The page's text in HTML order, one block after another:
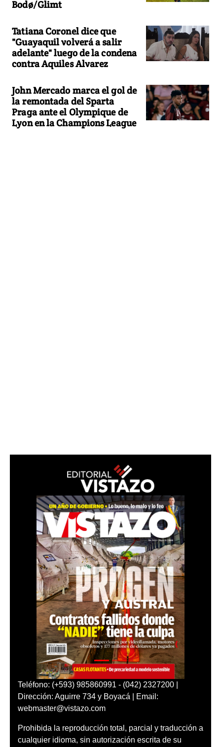
Bodø/Glimt
Tatiana Coronel dice que
"Guayaquil volverá a salir
adelante" luego de la condena
contra Aquiles Alvarez
John Mercado marca el gol de
la remontada del Sparta
Praga ante el Olympique de
Lyon en la Champions League
Teléfono: (+593) 985860991 - (042) 2327200 |
Dirección: Aguirre 734 y Boyacá | Email:
webmaster@vistazo.com
Prohibida la reproducción total, parcial y traducción a
cualquier idioma, sin autorización escrita de su